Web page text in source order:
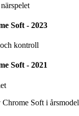
Soft - 2023
kontroll
Soft - 2021